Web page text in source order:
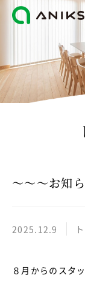
～～～お知
2025.12.9
８月からのスタ